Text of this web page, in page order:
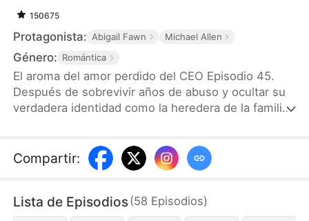
150675
Protagonista: Abigail Fawn Michael Allen
Género: Romántica
El aroma del amor perdido del CEO Episodio 45.
Después de sobrevivir años de abuso y ocultar su
verdadera identidad como la heredera de la familia
por contrato con Conrado, un frío y poderoso CEO.
Lo que no saben es que ella es la misma niña que
rodea, ambos deberán enfrentar su historia
Compartir:
Lista de Episodios(58 Episodios)